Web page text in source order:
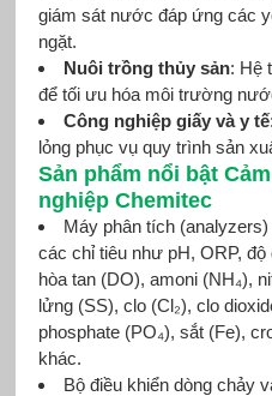
giám sát nước đáp ứng các
ngặt.
Nuôi trồng thủy sản: Hệ
để tối ưu hóa môi trường
Công nghiệp giấy và y tế
lỏng phục vụ quy trình sản
Sản phẩm nổi bật
nghiệp Chemitec
Máy phân tích
các chỉ tiêu như pH, ORP,
hòa tan (DO), amoni (NH₄),
lửng (SS), clo (Cl₂), clo
phosphate (PO₄), sắt (Fe),
khác.
Bộ điều khiển dòng chảy